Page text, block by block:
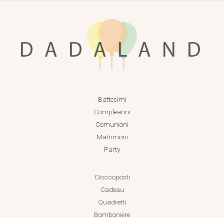
Battesimi
Compleanni
Comunioni
Matrimoni
Party
Cioccoposti
Cadeau
Quadretti
Bomboniere